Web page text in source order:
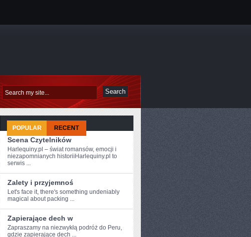
POPULAR RECENT
Scena Czytelników
Harlequiny.pl – świat romansów, emocji i
niezapomnianych historiiHarlequiny.pl to
serwis ...
Zalety i przyjemnoś
Let's face it,⁣ there's something ​undeniably
magical about ‍packing ...
Zapierające dech w
Zapraszamy na ‌niezwykłą podróż do⁢ Peru,
gdzie zapierające dech ...